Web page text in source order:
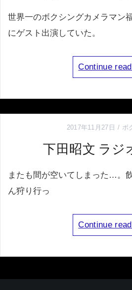
世界一のボクシングカメラマン
にゲスト出演していた。
Continue
2017年11月27日 ボ
下田昭文 ラジ
またも間が空いてしまった…。
ん狩り行っ
Continue